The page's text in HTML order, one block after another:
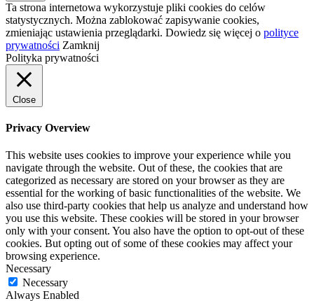
Ta strona internetowa wykorzystuje pliki cookies do celów
statystycznych. Można zablokować zapisywanie cookies,
zmieniając ustawienia przeglądarki. Dowiedz się więcej o polityce
prywatności Zamknij
Polityka prywatności
Close
Privacy Overview
This website uses cookies to improve your experience while you
navigate through the website. Out of these, the cookies that are
categorized as necessary are stored on your browser as they are
essential for the working of basic functionalities of the website. We
also use third-party cookies that help us analyze and understand how
you use this website. These cookies will be stored in your browser
only with your consent. You also have the option to opt-out of these
cookies. But opting out of some of these cookies may affect your
browsing experience.
Necessary
Necessary
Always Enabled